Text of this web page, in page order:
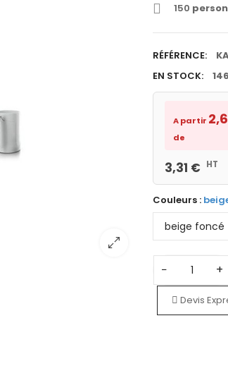
150
RÉFÉRENCE:
EN STOCK:
A partir
de
3,31 € HT
Couleurs :
− +
Devis